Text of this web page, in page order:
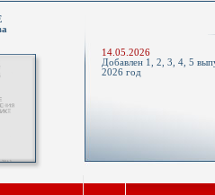
14.05.2026
Добавлен 1, 2, 3, 4, 5
2026 год